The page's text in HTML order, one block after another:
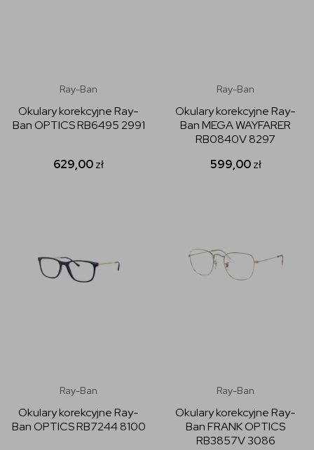
Ray-Ban
Okulary korekcyjne Ray-
Ban OPTICS RB6495 2991
629,00zł
Ray-Ban
Okulary korekcyjne Ray-
Ban MEGA WAYFARER
RB0840V 8297
599,00zł
Ray-Ban
Okulary korekcyjne Ray-
Ban OPTICS RB7244 8100
Ray-Ban
Okulary korekcyjne Ray-
Ban FRANK OPTICS
RB3857V 3086